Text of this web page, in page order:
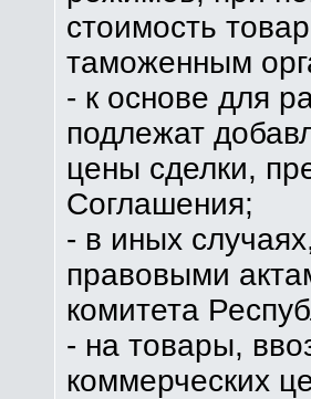
стоимость
таможенным
- к основе для
подлежат
цены сделки,
Соглашения;
- в иных
правовыми
комитета
- на товары,
коммерческих